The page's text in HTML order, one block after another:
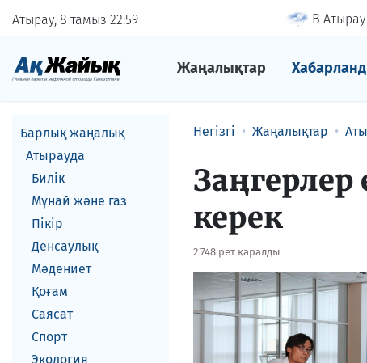
Атырау, 8 тамыз 22 59 В Атырау
Жаңалықтар
Барлық жаңалық
Атырауда
Билік
Мұнай және газ
Пікір
Денсаулық
Мәдениет
Қоғам
Саясат
Спорт
Экология
Негізгі Жаңалықтар
Заңгерлер
керек
2 748 рет қаралды